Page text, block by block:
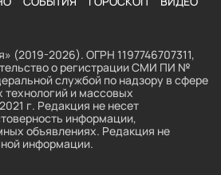
(2019-2026). ОГРН 1197746707311,
о регистрации СМИ ПИ №
службой по надзору в сфере
и массовых
г. Редакция не несет
информации,
объявлениях. Редакция не
информации.